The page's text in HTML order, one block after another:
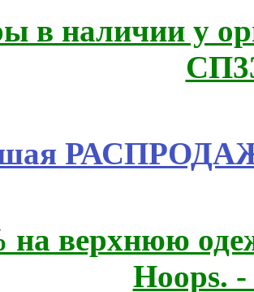
в наличии у
на верхнюю
Hoops.